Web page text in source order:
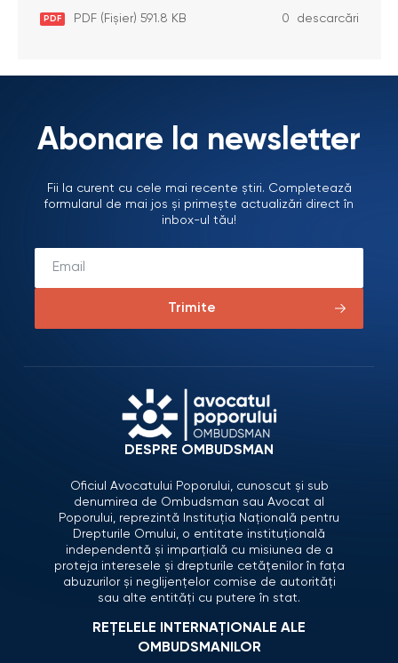
PDF PDF (Fișier) 591.8 KB 0 descarcări
Abonare la newsletter
Fii la curent cu cele mai recente știri. Completează
formularul de mai jos și primește actualizări direct în
inbox-ul tău!
Trimite
DESPRE OMBUDSMAN
Oficiul Avocatului Poporului, cunoscut și sub
denumirea de Ombudsman sau Avocat al
Poporului, reprezintă Instituția Națională pentru
Drepturile Omului, o entitate instituțională
independentă și imparțială cu misiunea de a
proteja interesele și drepturile cetățenilor în fața
abuzurilor și neglijențelor comise de autorități
sau alte entități cu putere în stat.
REȚELELE INTERNAȚIONALE ALE
OMBUDSMANILOR